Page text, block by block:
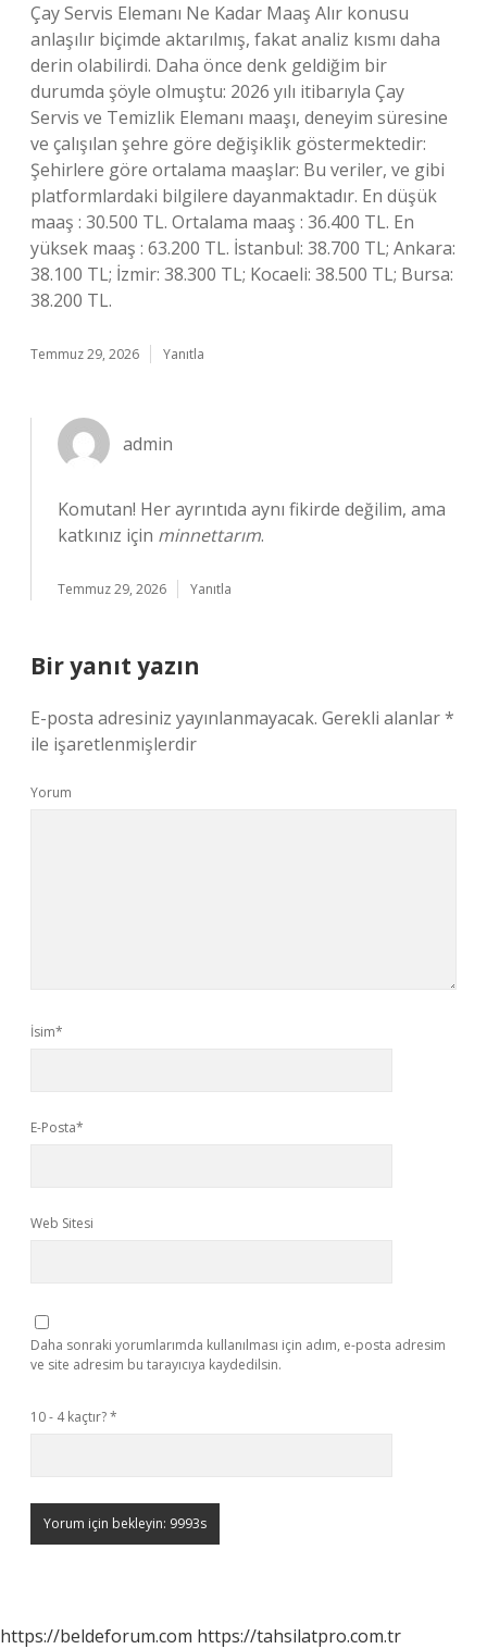
Çay Servis Elemanı Ne Kadar Maaş Alır konusu
anlaşılır biçimde aktarılmış, fakat analiz kısmı daha
derin olabilirdi. Daha önce denk geldiğim bir
durumda şöyle olmuştu: 2026 yılı itibarıyla Çay
Servis ve Temizlik Elemanı maaşı, deneyim süresine
ve çalışılan şehre göre değişiklik göstermektedir:
Şehirlere göre ortalama maaşlar: Bu veriler, ve gibi
platformlardaki bilgilere dayanmaktadır. En düşük
maaş : 30.500 TL. Ortalama maaş : 36.400 TL. En
yüksek maaş : 63.200 TL. İstanbul: 38.700 TL; Ankara:
38.100 TL; İzmir: 38.300 TL; Kocaeli: 38.500 TL; Bursa:
38.200 TL.
Temmuz 29, 2026 Yanıtla
admin
Komutan! Her ayrıntıda aynı fikirde değilim, ama
katkınız için minnettarım.
Temmuz 29, 2026 Yanıtla
Bir yanıt yazın
E-posta adresiniz yayınlanmayacak. Gerekli alanlar*
ile işaretlenmişlerdir
Yorum
İsim*
E-Posta*
Web Sitesi
Daha sonraki yorumlarımda kullanılması için adım, e-posta adresim
ve site adresim bu tarayıcıya kaydedilsin.
10 - 4 kaçtır?*
https://beldeforum.com https://tahsilatpro.com.tr